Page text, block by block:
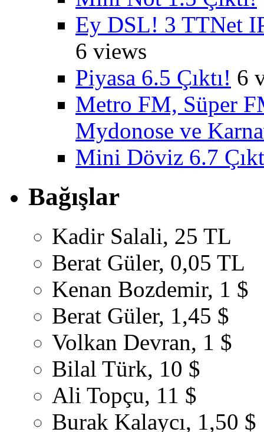
Ey DSL! 3 TTNet
6 views
Piyasa 6.5 Çıktı! 6
Metro FM, Süper
Mydonose ve
Mini Döviz 6.7
Bağışlar
Kadir Salali, 25 TL
Berat Güler, 0,05 TL
Kenan Bozdemir, 1 $
Berat Güler, 1,45 $
Volkan Devran, 1 $
Bilal Türk, 10 $
Ali Topçu, 11 $
Burak Kalaycı, 1,50 $